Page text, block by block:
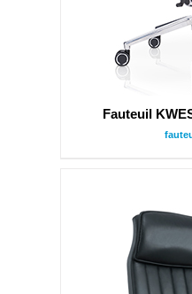
Fauteuil